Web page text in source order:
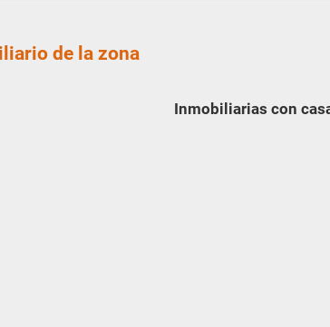
de la zona
Inmobiliarias con